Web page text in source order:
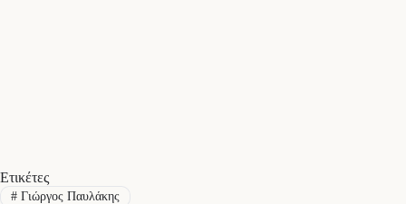
Ετικέτες
#Γιώργος Παυλάκης